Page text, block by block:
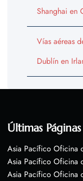
Shanghai en
Vías aéreas
Dublín en
Últimas Páginas
Asia Pacífico Oficina
Asia Pacífico Oficina
Asia Pacífico Oficina